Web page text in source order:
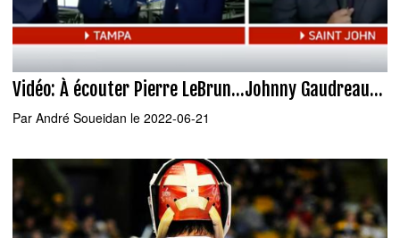
Vidéo: À écouter Pierre LeBrun...Johnny Gaudreau...
Par André Soueidan le 2022-06-21